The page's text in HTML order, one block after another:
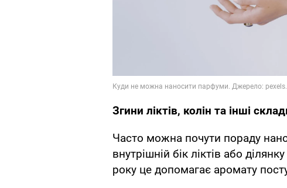
Згини ліктів, колін та інші
Часто можна почути пораду
внутрішній бік ліктів або
року це допомагає аромату